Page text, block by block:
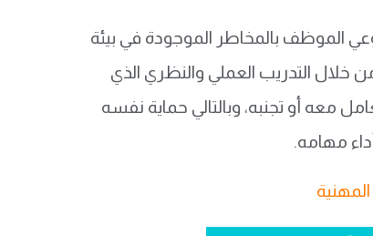
الموظف بالمخاطر الموجودة في بيئة
من خلال التدريب العملي والنظري الذي
معه أو تجنبه، وبالتالي حماية نفسه
مهامه.